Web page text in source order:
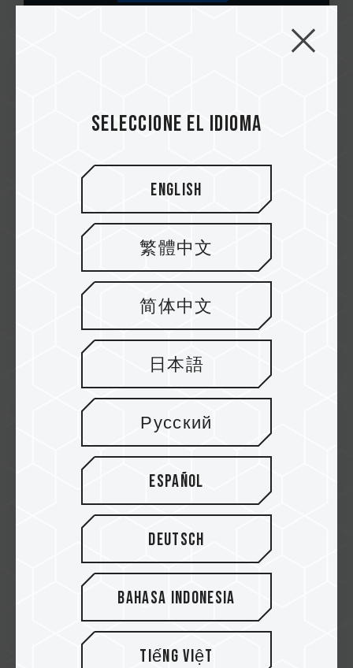
TEAMGROUP: UNITE FOR CHRISTMAS
ÚNETE AL SORTEO ESPECIAL
Más
Build No Limits - Concurso de
setups de PC de escritorio 2022
Seleccione el idioma
English
繁體中文
简体中文
日本語
Русский
Español
Deutsch
Bahasa Indonesia
Tiếng Việt